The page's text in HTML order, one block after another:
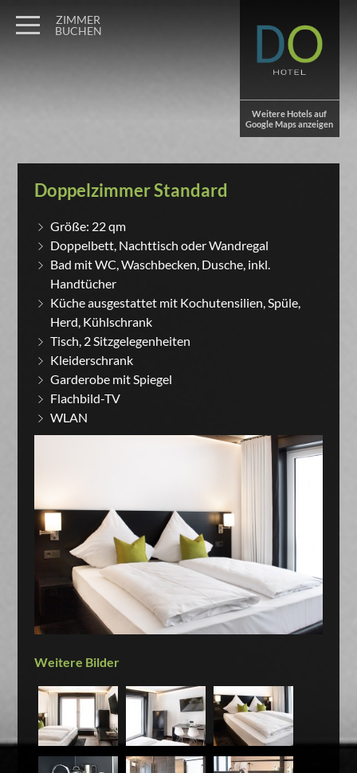
Weitere Hotels auf
Google Maps anzeigen
ZIMMER
BUCHEN
Doppelzimmer Standard
Größe: 22 qm
Doppelbett, Nachttisch oder Wandregal
Bad mit WC, Waschbecken, Dusche, inkl.
Handtücher
Küche ausgestattet mit Kochutensilien, Spüle,
Herd, Kühlschrank
Tisch, 2 Sitzgelegenheiten
Kleiderschrank
Garderobe mit Spiegel
Flachbild-TV
WLAN
Weitere Bilder